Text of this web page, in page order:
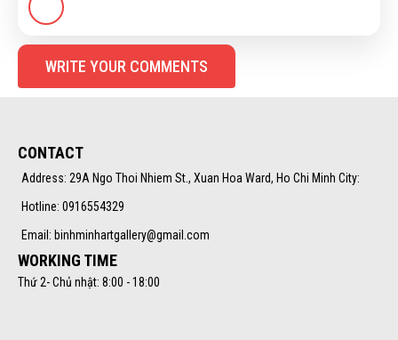
WRITE YOUR COMMENTS
CONTACT
Address: 29A Ngo Thoi Nhiem St., Xuan Hoa Ward, Ho Chi Minh City:
Hotline: 0916554329
Email: binhminhartgallery@gmail.com
WORKING TIME
Thứ 2- Chủ nhật: 8:00 - 18:00